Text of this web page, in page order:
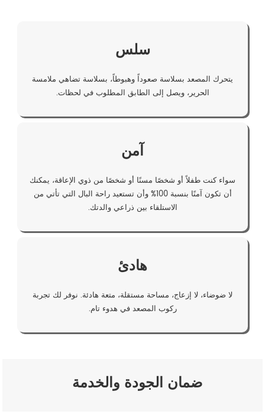
سلس
يتحرك المصعد بسلاسة صعوداً وهبوطاً، بسلاسة تضاهي ملامسة
الحرير، ويصل إلى الطابق المطلوب في لحظات.
آمن
سواء كنت طفلاً أو شخصًا مسنًا أو شخصًا من ذوي الإعاقة، يمكنك
أن تكون آمنًا بنسبة 100% وأن تستعيد راحة البال التي تأتي من
الاستلقاء بين ذراعي والدتك.
هادئ
لا ضوضاء، لا إزعاج، مساحة مستقلة، متعة هادئة. نوفر لك تجربة
ركوب المصعد في هدوء تام.
ضمان الجودة والخدمة